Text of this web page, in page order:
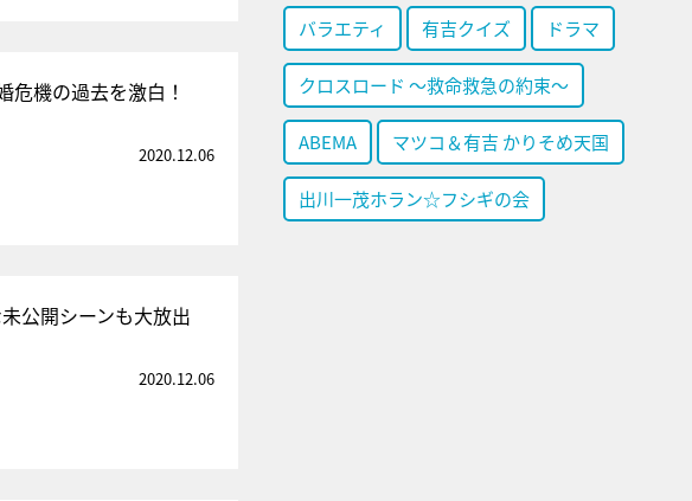
機の過去を激白！
2020.12.06
公開シーンも大放出
2020.12.06
バラエティ 有吉クイズ ドラマ
クロスロード ～救命救急の約束～
ABEMA マツコ＆有吉 かりそめ天国
出川一茂ホラン☆フシギの会